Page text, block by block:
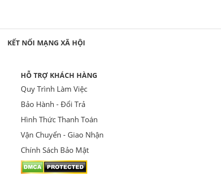
KẾT NỐI MẠNG XÃ HỘI
HỖ TRỢ KHÁCH HÀNG
Quy Trình Làm Việc
Bảo Hành - Đổi Trả
Hình Thức Thanh Toán
Vận Chuyển - Giao Nhận
Chính Sách Bảo Mật